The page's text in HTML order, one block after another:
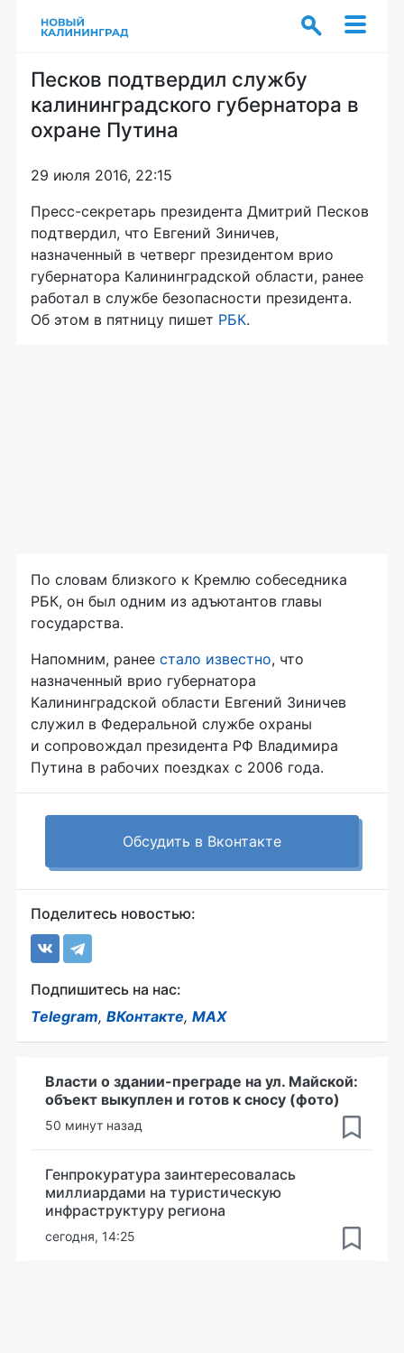
Песков подтвердил службу
калининградского губернатора в
охране Путина
29 июля 2016, 22:15
Пресс-секретарь президента Дмитрий Песков
подтвердил, что Евгений Зиничев,
назначенный в четверг президентом врио
губернатора Калининградской области, ранее
работал в службе безопасности президента.
Об этом в пятницу пишет РБК.
По словам близкого к Кремлю собеседника
РБК, он был одним из адъютантов главы
государства.
Напомним, ранее стало известно, что
назначенный врио губернатора
Калининградской области Евгений Зиничев
служил в Федеральной службе охраны
и сопровождал президента РФ Владимира
Путина в рабочих поездках с 2006 года.
Обсудить в Вконтакте
Поделитесь новостью:
Подпишитесь на нас:
Telegram, ВКонтакте, MAX
Власти о здании-преграде на ул. Майской:
объект выкуплен и готов к сносу (фото)
50 минут назад
Генпрокуратура заинтересовалась
миллиардами на туристическую
инфраструктуру региона
сегодня, 14:25